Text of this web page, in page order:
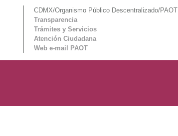
CDMX/Organismo Público Descentralizado/PAOT
Transparencia
Trámites y Servicios
Atención Ciudadana
Web e-mail PAOT